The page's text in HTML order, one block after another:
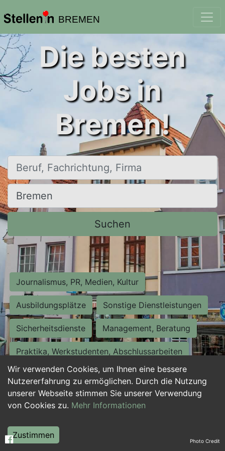
BREMEN
Wir verwenden Cookies, um Ihnen eine bessere
Nutzererfahrung zu ermöglichen. Durch die Nutzung
unserer Webseite stimmen Sie unserer Verwendung
von Cookies zu. Mehr Informationen
Zustimmen
Die besten
Jobs in
Bremen!
Beruf, Fachrichtung, Firma
Ort, Stadt
Suchen
Journalismus, PR, Medien, Kultur
Ausbildungsplätze Sonstige Dienstleistungen
Sicherheitsdienste Management, Beratung
Praktika, Werkstudenten, Abschlussarbeiten
Personalwesen Assistenz, Sekretariat
Hilfskräfte, Aushilfs- und Nebenjobs
Weiterbildung, Studium, duale Ausbildung Photo Credit